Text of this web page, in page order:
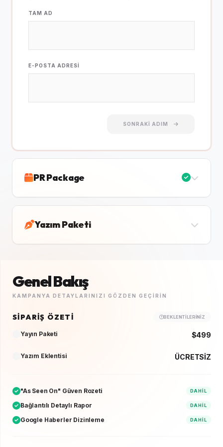
TAM AD
E-POSTA ADRESI
SONRAKI ADIM
PR Package
Yazım Paketi
Genel Bakış
KAMPANYA DETAYLARINIZI GÖZDEN GEÇIRIN
SIPARIŞ ÖZETI BEKLENTILERINIZ
Yayın Paketi $499
Yazım Eklentisi ÜCRETSİZ
"As Seen On" Güven Rozeti DAHIL
Bağlantılı Detaylı Rapor DAHIL
Google Haberler Dizinleme DAHIL